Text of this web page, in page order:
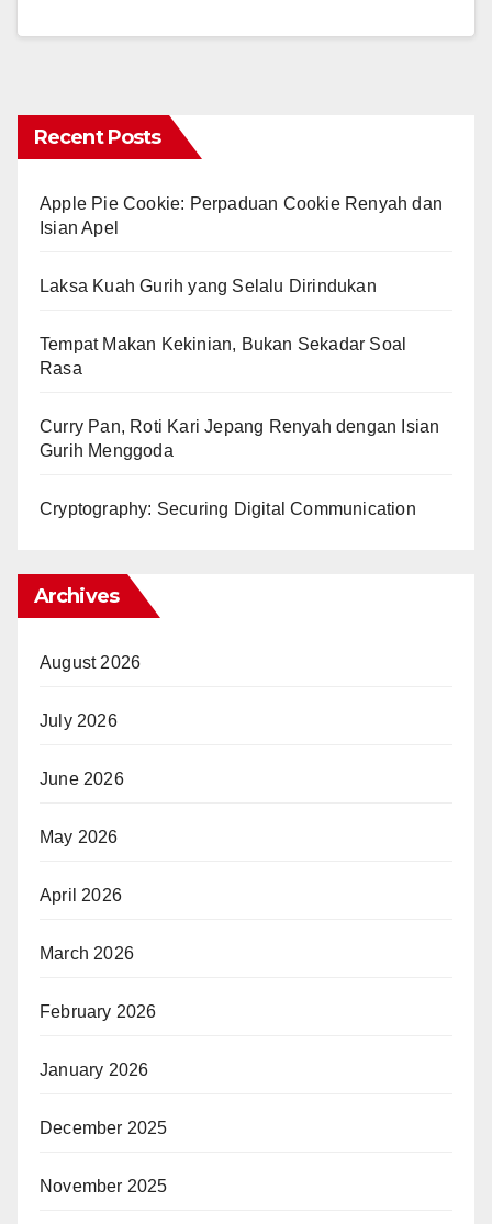
Recent Posts
Apple Pie Cookie: Perpaduan Cookie Renyah dan
Isian Apel
Laksa Kuah Gurih yang Selalu Dirindukan
Tempat Makan Kekinian, Bukan Sekadar Soal
Rasa
Curry Pan, Roti Kari Jepang Renyah dengan Isian
Gurih Menggoda
Cryptography: Securing Digital Communication
Archives
August 2026
July 2026
June 2026
May 2026
April 2026
March 2026
February 2026
January 2026
December 2025
November 2025